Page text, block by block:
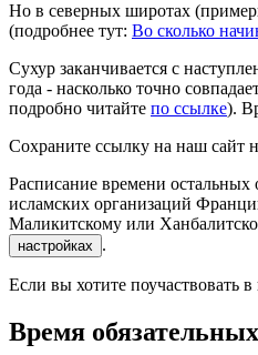
Но в северных широтах
(подробнее тут: Во сколько
Сухур заканчивается с
года - насколько точно
подробно читайте по ссылке).
Сохраните ссылку на наш сайт
Расписание времени
исламских организаций
Маликитскому или
настройках .
Если вы хотите поучаствовать
Время